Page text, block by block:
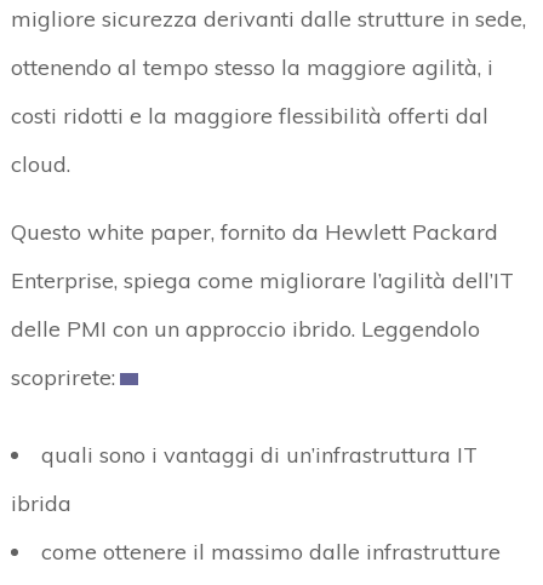
migliore sicurezza derivanti dalle strutture in sede,
ottenendo al tempo stesso la maggiore agilità, i
costi ridotti e la maggiore flessibilità offerti dal
cloud.
Questo white paper, fornito da Hewlett Packard
Enterprise, spiega come migliorare l’agilità dell’IT
delle PMI con un approccio ibrido. Leggendolo
scoprirete:
quali sono i vantaggi di un’infrastruttura IT
ibrida
come ottenere il massimo dalle infrastrutture